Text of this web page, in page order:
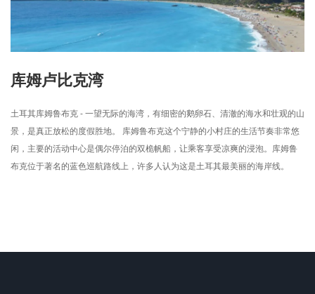
库姆卢比克湾
土耳其库姆鲁布克 - 一望无际的海湾，有细密的鹅卵石、清​​澈的海水和壮观的山
景，是真正放松的度假胜地。 库姆鲁布克这个宁静的小村庄的生活节奏非常悠
闲，主要的活动中心是偶尔停泊的双桅帆船，让乘客享受凉爽的浸泡。库姆鲁
布克位于著名的蓝色巡航路线上，许多人认为这是土耳其最美丽的海岸线。